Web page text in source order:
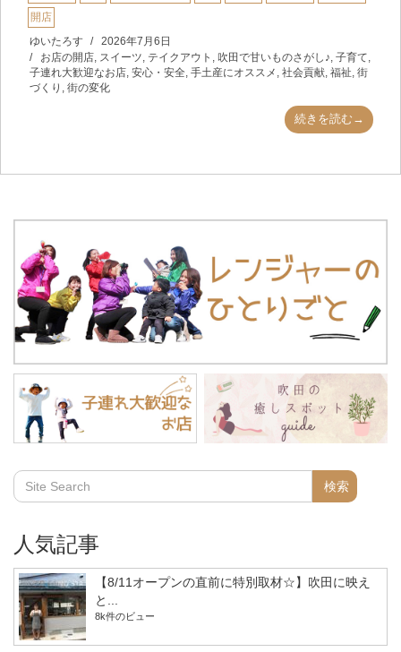
開店
ゆいたろす
2026年7月6日
お店の開店 スイーツ テイクアウト 吹田で甘いものさがし♪ 子育て
子連れ大歓迎なお店 安心・安全 手土産にオススメ 社会貢献 福祉 街
づくり
街の変化
続きを読む→
人気記事
【8/11オープンの直前に特別取材☆】吹田に映え
と...
8k件のビュー